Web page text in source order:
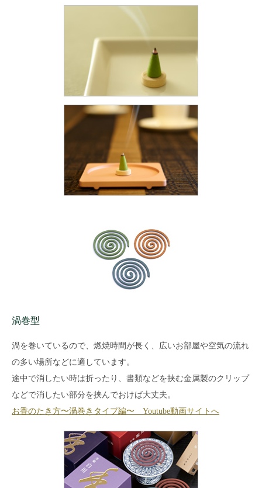
渦巻型
渦を巻いているので、燃焼時間が長く、広いお部屋や空気の流れ
の多い場所などに適しています。
途中で消したい時は折ったり、書類などを挟む金属製のクリップ
などで消したい部分を挟んでおけば大丈夫。
お香のたき方〜渦巻きタイプ編〜 Youtube動画サイトへ